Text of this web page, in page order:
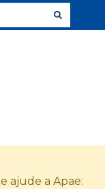
ajude a Apae: